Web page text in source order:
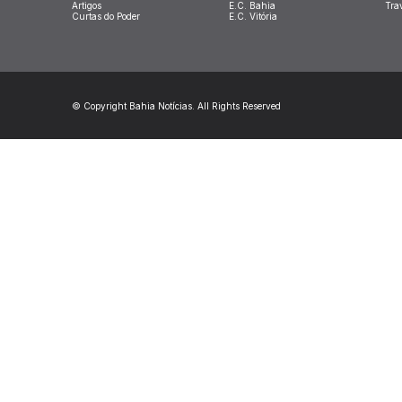
Artigos
Curtas do Poder
E.C. Bahia
E.C. Vitória
© Copyright Bahia Notícias. All Rights Reserved